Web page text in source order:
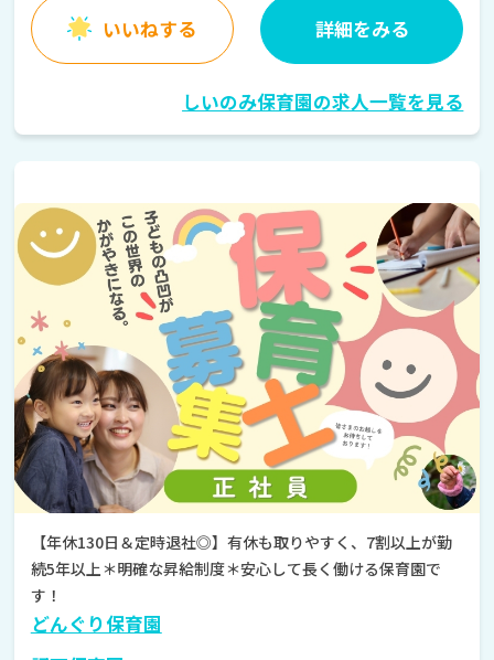
いいねする 詳細をみる
しいのみ保育園の求人一覧を見る
【年休130日＆定時退社◎】有休も取りやすく、7割以上が勤
続5年以上＊明確な昇給制度＊安心して長く働ける保育園で
す！
どんぐり保育園